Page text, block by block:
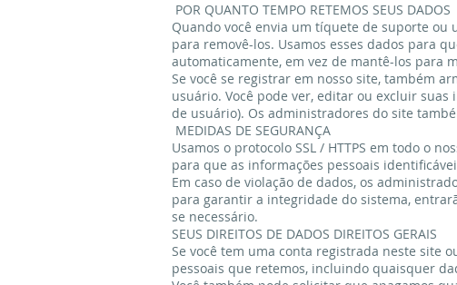
POR QUANTO TEMPO RETEMOS SEUS DADOS
Quando você envia um tíquete de suporte ou
para removê-los. Usamos esses dados para
automaticamente, em vez de mantê-los para
Se você se registrar em nosso site, também
usuário. Você pode ver, editar ou excluir
de usuário). Os administradores do site
MEDIDAS DE SEGURANÇA
Usamos o protocolo SSL / HTTPS em todo o
para que as informações pessoais
Em caso de violação de dados, os
para garantir a integridade do sistema,
se necessário.
SEUS DIREITOS DE DADOS DIREITOS GERAIS
Se você tem uma conta registrada neste site
pessoais que retemos, incluindo quaisquer